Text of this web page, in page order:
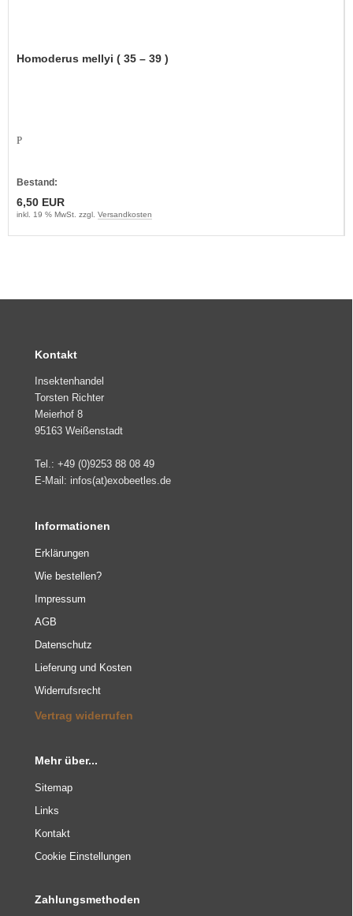
Homoderus mellyi ( 35 – 39 )
P
Bestand:
6,50 EUR
inkl. 19 % MwSt. zzgl. Versandkosten
Kontakt
Insektenhandel
Torsten Richter
Meierhof 8
95163 Weißenstadt
Tel.: +49 (0)9253 88 08 49
E-Mail: infos(at)exobeetles.de
Informationen
Erklärungen
Wie bestellen?
Impressum
AGB
Datenschutz
Lieferung und Kosten
Widerrufsrecht
Vertrag widerrufen
Mehr über...
Sitemap
Links
Kontakt
Cookie Einstellungen
Zahlungsmethoden